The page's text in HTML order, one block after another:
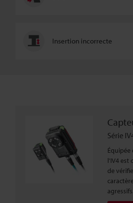
Insertion incorrecte
Série
l’IV4
de